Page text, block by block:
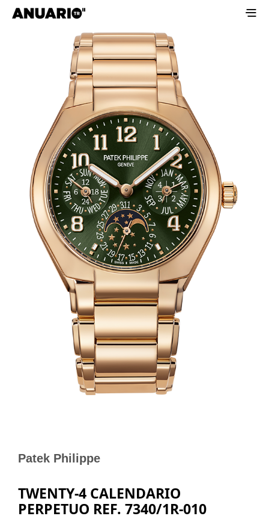
Patek Philippe
TWENTY-4 CALENDARIO
PERPETUO REF. 7340/1R-010